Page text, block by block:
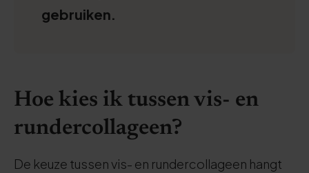
gebruiken.
Hoe kies ik tussen vis- en
rundercollageen?
De keuze tussen vis- en rundercollageen hangt